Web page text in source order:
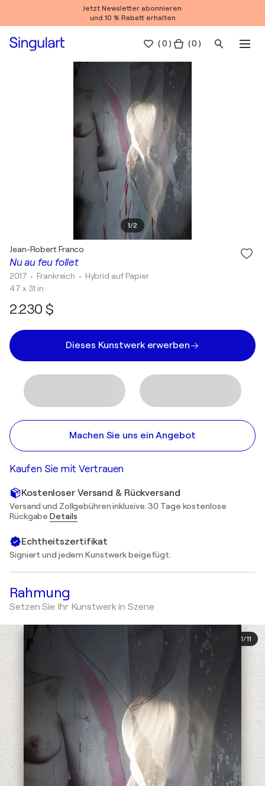
Jetzt Newsletter abonnieren
und 10 % Rabatt erhalten
(0 ) ( 0 )
1/2
Nu au feu follet
Jean-Robert Franco
2017 • Frankreich • Hybrid auf Papier
47 x 31 in
2.230 $
Dieses Kunstwerk erwerben
Machen Sie uns ein Angebot
Kaufen Sie mit Vertrauen
Kostenloser Versand & Rückversand
Versand und Zollgebühren inklusive. 30 Tage kostenlose
RückgabeDetails
Echtheitszertifikat
Signiert und jedem Kunstwerk beigefügt.
Rahmung
Setzen Sie Ihr Kunstwerk in Szene
1/11